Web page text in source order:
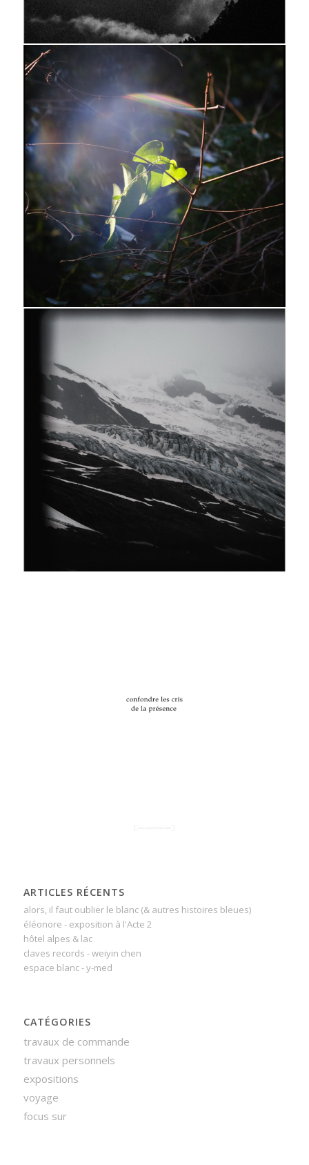
ARTICLES RÉCENTS
alors, il faut oublier le blanc (& autres histoires bleues)
éléonore - exposition à l'Acte 2
hôtel alpes & lac
claves records - weiyin chen
espace blanc - y-med
CATÉGORIES
travaux de commande
travaux personnels
expositions
voyage
focus sur